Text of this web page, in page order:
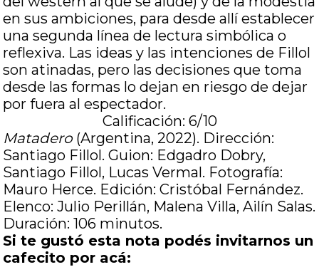
en sus ambiciones, para desde allí establecer
una segunda línea de lectura simbólica o
reflexiva. Las ideas y las intenciones de Fillol
son atinadas, pero las decisiones que toma
desde las formas lo dejan en riesgo de dejar
por fuera al espectador.
Calificación: 6/10
Matadero (Argentina, 2022). Dirección:
Santiago Fillol. Guion: Edgadro Dobry,
Santiago Fillol, Lucas Vermal. Fotografía:
Mauro Herce. Edición: Cristóbal Fernández.
Elenco: Julio Perillán, Malena Villa, Ailín Salas.
Duración: 106 minutos.
Si te gustó esta nota podés invitarnos un
cafecito por acá: